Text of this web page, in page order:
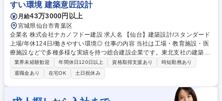
すい環境 建築意匠設計
月給43万3000円以上
宮城県仙台市青葉区
企業名 株式会社ナカノフドー建設 求人名 【仙台】建築設計/スタンダード
上場/年休124日/働きやすい環境◎ 仕事の内容 当社は工場・教育施設・医
療施設などで多種多様な実績を持つ総合建設企業です。東北支社の建築設
計担当として以下業務をお任せします。 【詳細】■建築設計(企画・基本)■
図面作成■施主・施工部門との調整 ■法令確認■顧客対応など※仕事内容の
変更範囲：会社の定める業務 【当社】国会議事堂や浅草寺などの日本を代
表する歴史的建造物や、地域密着の人気ショッピングセンター、海外事業
においては、1970年代にシンガポール/アルジェリアでの建設技術協力か
業界未経験歓迎 年間休日120日以上 資格取得支援あり
時短勤務あり
退職金あり
在宅OK 土日祝休み